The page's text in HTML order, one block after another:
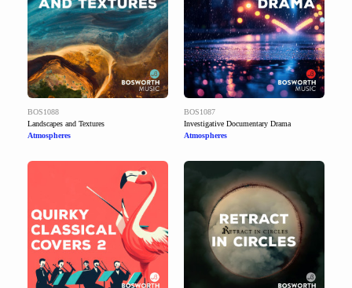
BOS1088
Landscapes and Textures
Atmospheres
BOS1087
Investigative Documentary Drama
Atmospheres